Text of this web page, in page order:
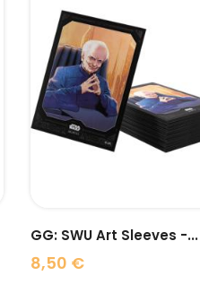
visibility
GG: SWU Art Sleeves -...
8,50 €
Prix